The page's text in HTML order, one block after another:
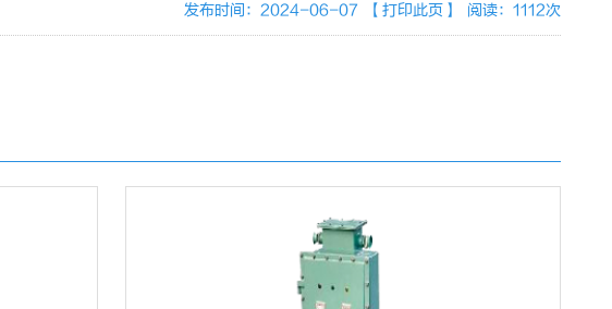
发布时间：2024-06-07 【打印此页】 阅读：1112次